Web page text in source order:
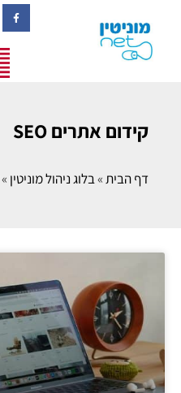
קידום אתרים SEO
דף הבית»בלוג ניהול מוניטין »